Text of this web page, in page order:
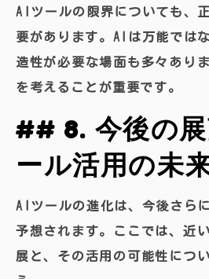
AIツールの限界についても、
要があります。AIは万能では
造性が必要な場面も多々あり
を考えることが重要です。
## 8. 今後の
ール活用の未
AIツールの進化は、今後さら
予想されます。ここでは、近
展と、その活用の可能性につ